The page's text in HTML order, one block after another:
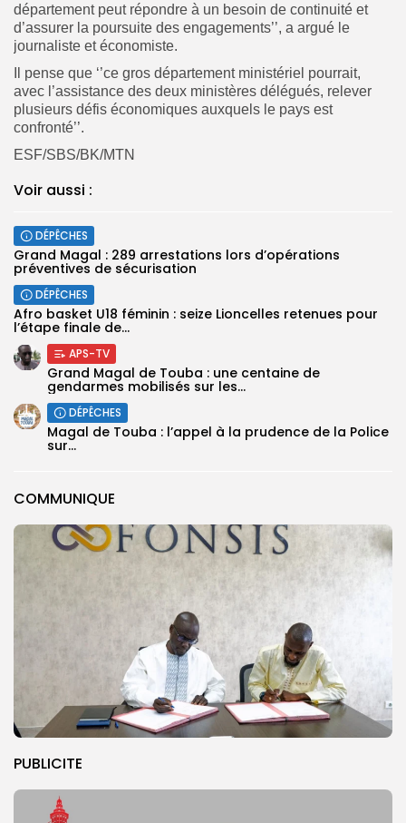
COMMUNIQUE
PUBLICITE
département peut répondre à un besoin de continuité et
d’assurer la poursuite des engagements’’, a argué le
journaliste et économiste.
Il pense que ‘’ce gros département ministériel pourrait,
avec l’assistance des deux ministères délégués, relever
plusieurs défis économiques auxquels le pays est
confronté’’.
ESF/SBS/BK/MTN
Voir aussi :
DÉPÊCHES
Grand Magal : 289 arrestations lors d’opérations
préventives de sécurisation
DÉPÊCHES
‎Afro basket U18 féminin : seize Lioncelles retenues pour
l’étape finale de...
APS-TV
Grand Magal de Touba : une centaine de
gendarmes mobilisés sur les...
DÉPÊCHES
Magal de Touba : l’appel à la prudence de la Police
sur...